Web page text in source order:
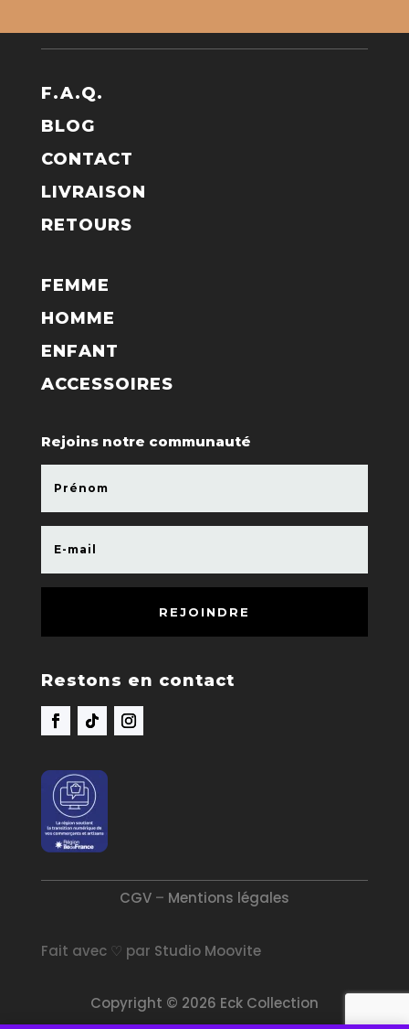
F.A.Q.
BLOG
CONTACT
LIVRAISON
RETOURS
FEMME
HOMME
ENFANT
ACCESSOIRES
Rejoins notre communauté
REJOINDRE
Restons en contact
CGV– Mentions légales
Fait avec ♡ par Studio Moovite
Copyright © 2026 Eck Collection